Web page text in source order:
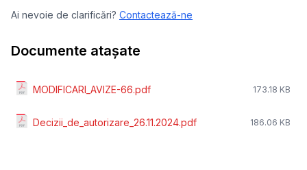
Ai nevoie de clarificări? Contactează-ne
Documente atașate
MODIFICARI_AVIZE-66.pdf 173.18 KB
Decizii_de_autorizare_26.11.2024.pdf 186.06 KB